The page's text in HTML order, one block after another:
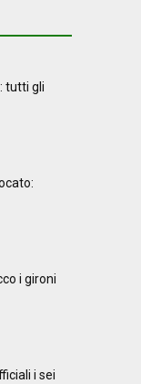
tutti gli
i gironi
i sei